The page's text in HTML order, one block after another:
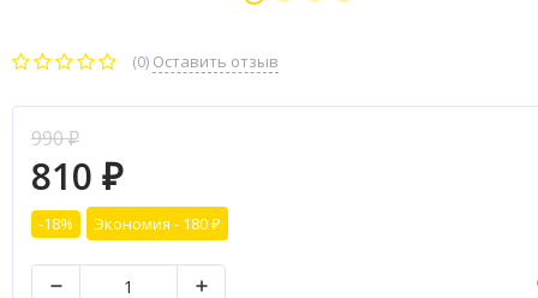
(0) Оставить отзыв
990₽
810 ₽
-18% Экономия - 180 ₽